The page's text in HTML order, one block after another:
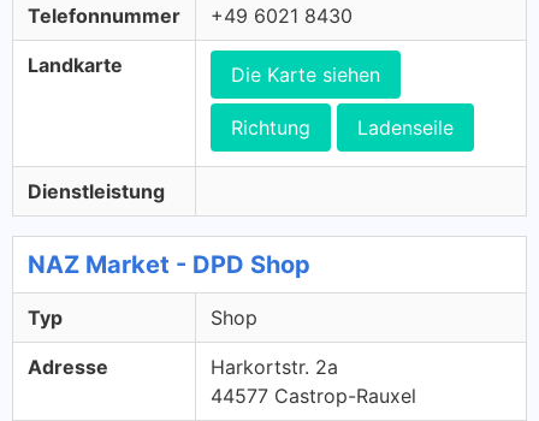
Telefonnummer +49 6021 8430
Landkarte Die Karte siehen
Richtung Ladenseile
Dienstleistung
NAZ Market - DPD Shop
Typ Shop
Adresse
Harkortstr. 2a
44577 Castrop-Rauxel